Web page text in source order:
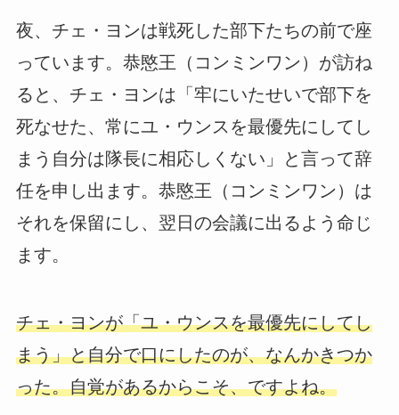
夜、チェ・ヨンは戦死した部下たちの前で座
っています。恭愍王（コンミンワン）が訪ね
ると、チェ・ヨンは「牢にいたせいで部下を
死なせた、常にユ・ウンスを最優先にしてし
まう自分は隊長に相応しくない」と言って辞
任を申し出ます。恭愍王（コンミンワン）は
それを保留にし、翌日の会議に出るよう命じ
ます。
チェ・ヨンが「ユ・ウンスを最優先にしてし
まう」と自分で口にしたのが、なんかきつか
った。自覚があるからこそ、ですよね。